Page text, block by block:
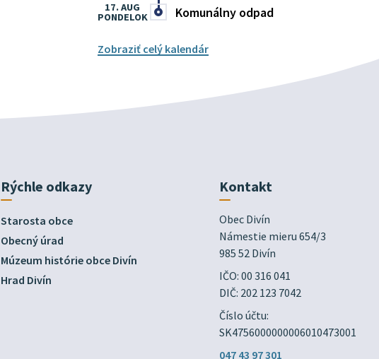
Komunálny odpad
17. AUG
PONDELOK
Zobraziť celý kalendár
Rýchle odkazy
Starosta obce
Obecný úrad
Múzeum histórie obce Divín
Hrad Divín
Kontakt
Obec Divín
Námestie mieru 654/3
985 52 Divín
IČO: 00 316 041
DIČ: 202 123 7042
Číslo účtu:
SK4756000000006010473001
047 43 97 301